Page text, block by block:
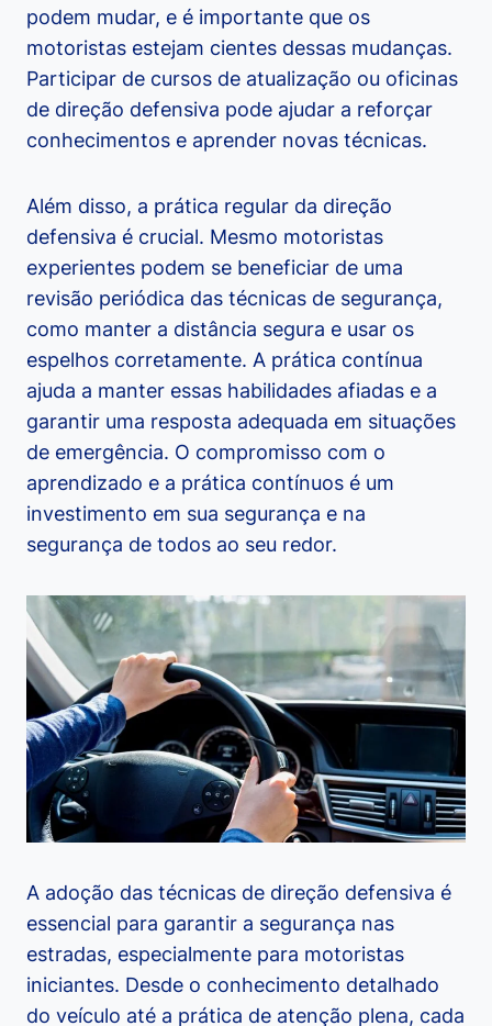
podem mudar, e é importante que os
motoristas estejam cientes dessas mudanças.
Participar de cursos de atualização ou oficinas
de direção defensiva pode ajudar a reforçar
conhecimentos e aprender novas técnicas.
Além disso, a prática regular da direção
defensiva é crucial. Mesmo motoristas
experientes podem se beneficiar de uma
revisão periódica das técnicas de segurança,
como manter a distância segura e usar os
espelhos corretamente. A prática contínua
ajuda a manter essas habilidades afiadas e a
garantir uma resposta adequada em situações
de emergência. O compromisso com o
aprendizado e a prática contínuos é um
investimento em sua segurança e na
segurança de todos ao seu redor.
A adoção das técnicas de direção defensiva é
essencial para garantir a segurança nas
estradas, especialmente para motoristas
iniciantes. Desde o conhecimento detalhado
do veículo até a prática de atenção plena, cada